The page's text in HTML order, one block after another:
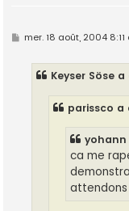
M
mer. 18 août, 2004 8:11
Keyser Söse
parissco a
yohann
ca me